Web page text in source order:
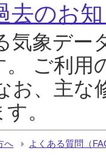
去のお
気象デー
ご利用
お、主な
。
へ よくある質問（